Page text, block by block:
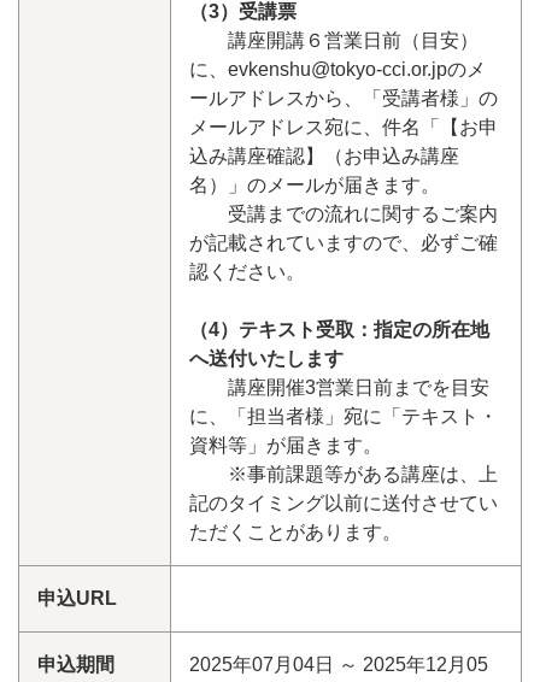
（3）受講票
講座開講６営業日前（目安）
に、evkenshu@tokyo-cci.or.jpのメ
ールアドレスから、「受講者様」の
メールアドレス宛に、件名「【お申
込み講座確認】（お申込み講座
名）」のメールが届きます。
受講までの流れに関するご案内
が記載されていますので、必ずご確
認ください。
（4）テキスト受取：指定の所在地
へ送付いたします
講座開催3営業日前までを目安
に、「担当者様」宛に「テキスト・
資料等」が届きます。
※事前課題等がある講座は、上
記のタイミング以前に送付させてい
ただくことがあります。
申込URL
申込期間
2025年07月04日 ～ 2025年12月05